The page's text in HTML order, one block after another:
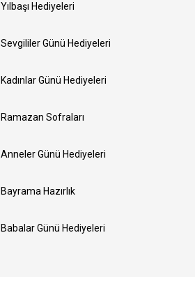
Yılbaşı Hediyeleri
Sevgililer Günü Hediyeleri
Kadınlar Günü Hediyeleri
Ramazan Sofraları
Anneler Günü Hediyeleri
Bayrama Hazırlık
Babalar Günü Hediyeleri